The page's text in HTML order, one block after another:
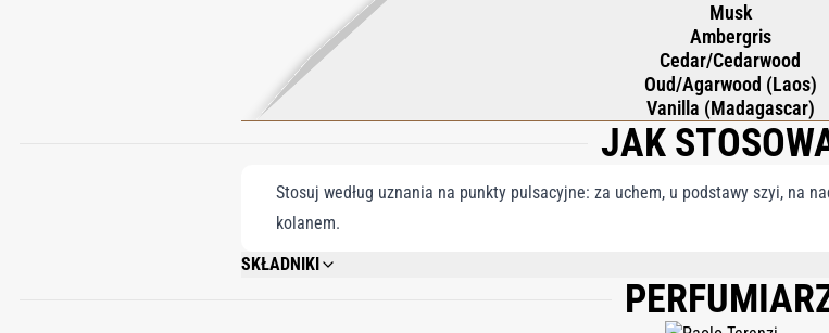
Musk
Ambergris
Cedar/Cedarwood
Oud/Agarwood (Laos)
Vanilla (Madagascar)
JAK
Stosuj według uznania na punkty pulsacyjne: za uchem, u podstawy szyi, na
kolanem.
SKŁADNIKI
ALCOHOL DENAT., PARFUM (FRAGRANCE), LIMONENE, ALPHA-ISOMETHYL IONONE,